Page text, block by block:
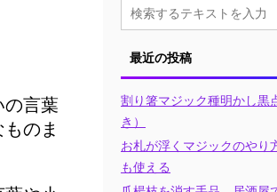
の言葉
のま
最近の投稿
割り箸マジック種明かし黒
き）
お札が浮くマジックのやり
も使える